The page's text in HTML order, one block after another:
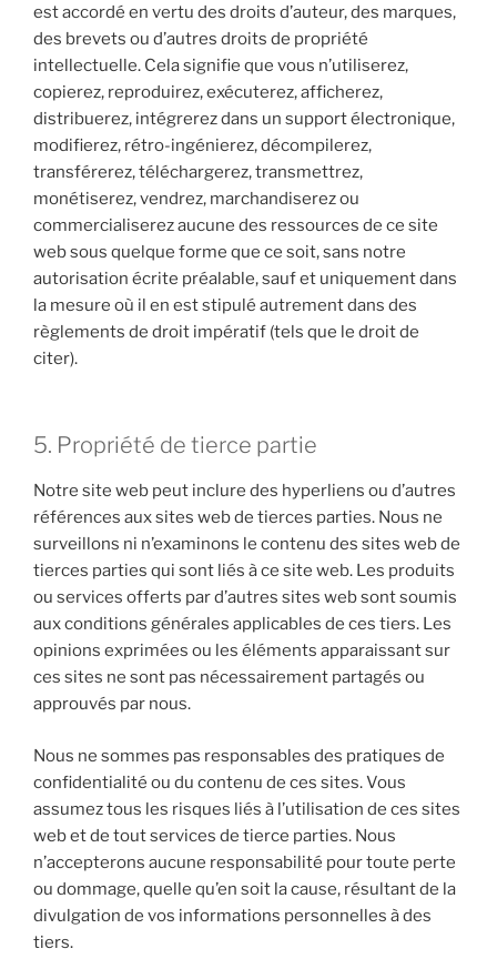
est accordé en vertu des droits d’auteur, des marques,
des brevets ou d’autres droits de propriété
intellectuelle. Cela signifie que vous n’utiliserez,
copierez, reproduirez, exécuterez, afficherez,
distribuerez, intégrerez dans un support électronique,
modifierez, rétro-ingénierez, décompilerez,
transférerez, téléchargerez, transmettrez,
monétiserez, vendrez, marchandiserez ou
commercialiserez aucune des ressources de ce site
web sous quelque forme que ce soit, sans notre
autorisation écrite préalable, sauf et uniquement dans
la mesure où il en est stipulé autrement dans des
règlements de droit impératif (tels que le droit de
citer).
5. Propriété de tierce partie
Notre site web peut inclure des hyperliens ou d’autres
références aux sites web de tierces parties. Nous ne
surveillons ni n’examinons le contenu des sites web de
tierces parties qui sont liés à ce site web. Les produits
ou services offerts par d’autres sites web sont soumis
aux conditions générales applicables de ces tiers. Les
opinions exprimées ou les éléments apparaissant sur
ces sites ne sont pas nécessairement partagés ou
approuvés par nous.
Nous ne sommes pas responsables des pratiques de
confidentialité ou du contenu de ces sites. Vous
assumez tous les risques liés à l’utilisation de ces sites
web et de tout services de tierce parties. Nous
n’accepterons aucune responsabilité pour toute perte
ou dommage, quelle qu’en soit la cause, résultant de la
divulgation de vos informations personnelles à des
tiers.